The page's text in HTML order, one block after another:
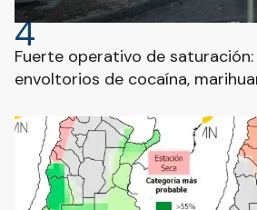
4
Fuerte operativo de
envoltorios de cocaína,